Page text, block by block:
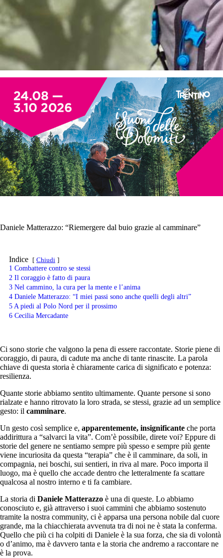
Daniele Matterazzo: “Riemergere dal buio grazie al camminare”
Indice Chiudi
1 Combattere contro se stessi
2 Il coraggio è fatto di paura
3 Nel cammino, la cura per la mente e l’anima
4 Daniele Matterazzo: “I miei passi sono anche quelli degli altri”
5 A piedi al Polo Nord per il prossimo
6 Cecilia Mercadante
Ci sono storie che valgono la pena di essere raccontate. Storie piene di
coraggio, di paura, di cadute ma anche di tante rinascite. La parola
chiave di questa storia è chiaramente carica di significato e potenza:
resilienza.
Quante storie abbiamo sentito ultimamente. Quante persone si sono
rialzate e hanno ritrovato la loro strada, se stessi, grazie ad un semplice
gesto: il camminare.
Un gesto così semplice e, apparentemente, insignificante che porta
addirittura a “salvarci la vita”. Com’è possibile, direte voi? Eppure di
storie del genere ne sentiamo sempre più spesso e sempre più gente
viene incuriosita da questa “terapia” che è il camminare, da soli, in
compagnia, nei boschi, sui sentieri, in riva al mare. Poco importa il
luogo, ma è quello che accade dentro che letteralmente fa scattare
qualcosa al nostro interno e ti fa cambiare.
La storia di Daniele Matterazzo è una di queste. Lo abbiamo
conosciuto e, già attraverso i suoi cammini che abbiamo sostenuto
tramite la nostra community, ci è apparsa una persona nobile dal cuore
grande, ma la chiacchierata avvenuta tra di noi ne è stata la conferma.
Quello che più ci ha colpiti di Daniele è la sua forza, che sia di volontà
o d’animo, ma è davvero tanta e la storia che andremo a raccontare ne
è la prova.